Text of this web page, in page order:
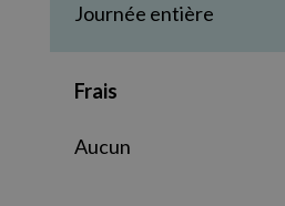
Journée entière
Frais
Aucun